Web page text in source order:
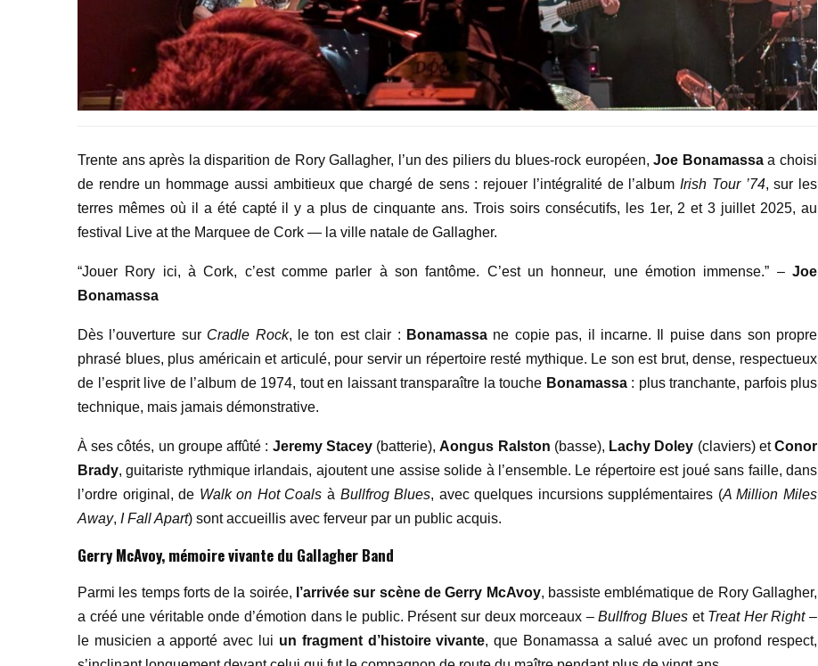
Trente ans après la disparition de Rory Gallagher, l’un des piliers du blues-rock européen,Joe Bonamassaa choisi
de rendre un hommage aussi ambitieux que chargé de sens : rejouer l’intégralité de l’album Irish Tour ’74, sur les
terres mêmes où il a été capté il y a plus de cinquante ans. Trois soirs consécutifs, les 1er, 2 et 3 juillet 2025, au
festival Live at the Marquee de Cork — la ville natale de Gallagher.
“Jouer Rory ici, à Cork, c’est comme parler à son fantôme. C’est un honneur, une émotion immense.” – Joe
Bonamassa
Dès l’ouverture sur Cradle Rock, le ton est clair : Bonamassa ne copie pas, il incarne. Il puise dans son propre
phrasé blues, plus américain et articulé, pour servir un répertoire resté mythique. Le son est brut, dense, respectueux
de l’esprit live de l’album de 1974, tout en laissant transparaître la touche Bonamassa: plus tranchante, parfois plus
technique, mais jamais démonstrative.
À ses côtés, un groupe affûté : Jeremy Stacey(batterie),Aongus Ralston (basse), Lachy Doley (claviers) etConor
Brady, guitariste rythmique irlandais, ajoutent une assise solide à l’ensemble. Le répertoire est joué sans faille, dans
l’ordre original, de Walk on Hot Coals à Bullfrog Blues, avec quelques incursions supplémentaires (A Million Miles
Away, I Fall Apart) sont accueillis avec ferveur par un public acquis.
Gerry McAvoy, mémoire vivante du Gallagher Band
Parmi les temps forts de la soirée, ’arrivée sur scène de Gerry McAvoy, bassiste emblématique de Rory Gallagher,
a créé une véritable onde d’émotion dans le public. Présent sur deux morceaux –Bullfrog Blues et Treat Her Right–
le musicien a apporté avec lui un fragment d ’histoire vivante, que Bonamassa a salué avec un profond respect,